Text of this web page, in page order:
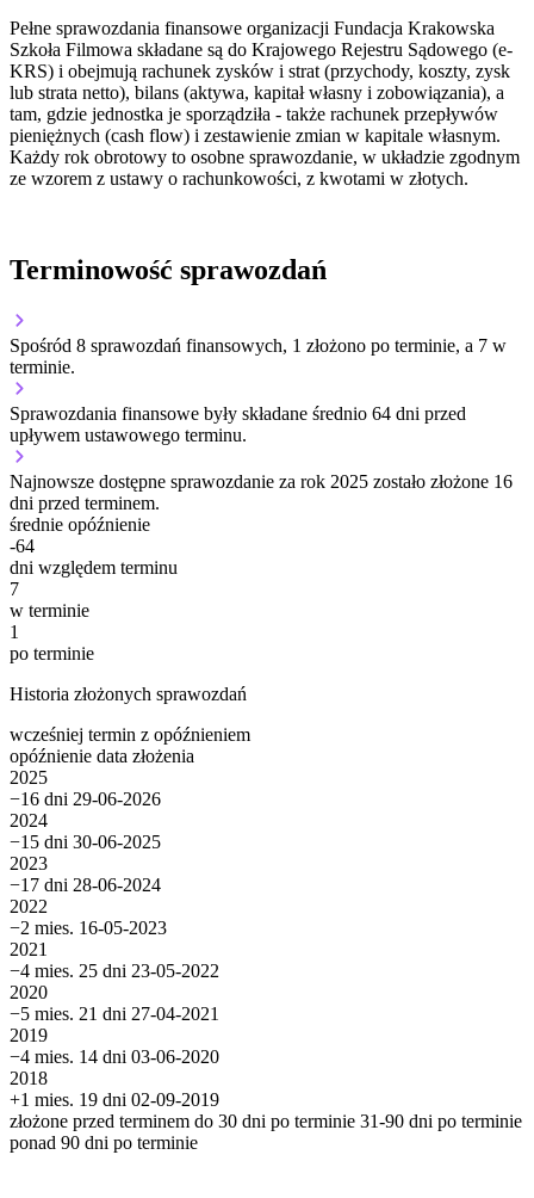
Pełne sprawozdania finansowe organizacji Fundacja Krakowska
Szkoła Filmowa składane są do Krajowego Rejestru Sądowego (e-
KRS) i obejmują rachunek zysków i strat (przychody, koszty, zysk
lub strata netto), bilans (aktywa, kapitał własny i zobowiązania), a
tam, gdzie jednostka je sporządziła - także rachunek przepływów
pieniężnych (cash flow) i zestawienie zmian w kapitale własnym.
Każdy rok obrotowy to osobne sprawozdanie, w układzie zgodnym
ze wzorem z ustawy o rachunkowości, z kwotami w złotych.
Terminowość sprawozdań
Spośród 8 sprawozdań finansowych, 1 złożono po terminie, a 7 w
terminie.
Sprawozdania finansowe były składane średnio 64 dni przed
upływem ustawowego terminu.
Najnowsze dostępne sprawozdanie za rok 2025 zostało złożone 16
dni przed terminem.
średnie opóźnienie
-64
dni względem terminu
7
w terminie
1
po terminie
Historia złożonych sprawozdań
wcześniej termin z opóźnieniem
opóźnienie data złożenia
2025
−16 dni 29-06-2026
2024
−15 dni 30-06-2025
2023
−17 dni 28-06-2024
2022
−2 mies. 16-05-2023
2021
−4 mies. 25 dni 23-05-2022
2020
−5 mies. 21 dni 27-04-2021
2019
−4 mies. 14 dni 03-06-2020
2018
+1 mies. 19 dni 02-09-2019
złożone przed terminem do 30 dni po terminie 31-90 dni po terminie
ponad 90 dni po terminie